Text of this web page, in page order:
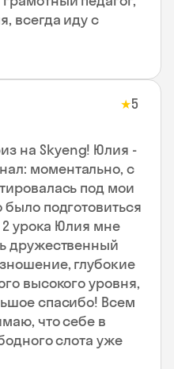
всегда иду с
★5
на Skyeng! Юлия -
моментально, с
под мои
подготовиться
2 урока Юлия мне
дружественный
глубокие
высокого уровня,
спасибо! Всем
что себе в
слота уже